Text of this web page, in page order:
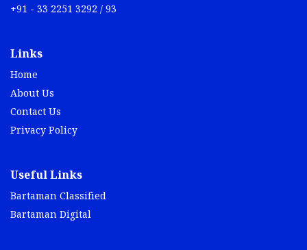
+91 - 33 2251 3292 / 93
Links
Home
About Us
Contact Us
Privacy Policy
Useful Links
Bartaman Classified
Bartaman Digital